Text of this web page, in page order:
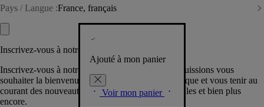
Pays / Langue :France, français
Ajouté à mon panier
Voir mon panier
Inscrivez-vous à notre Newsletter
Inscrivez-vous à notre newsletter pour que nous puissions vous
souhaiter la bienvenue dans la communauté Diptyque et vous tenir au
courant des nouveautés, événements, offres spéciales et bien plus
encore.